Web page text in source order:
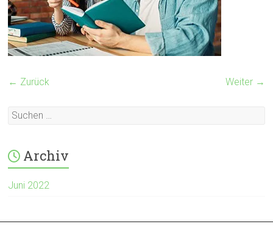
← Zurück Weiter →
Archiv
Juni 2022